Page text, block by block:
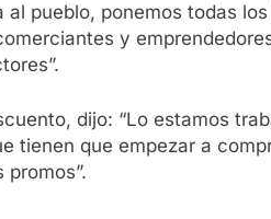
pueblo, ponemos todas
y
dijo: “Lo estamos
tienen que empezar a